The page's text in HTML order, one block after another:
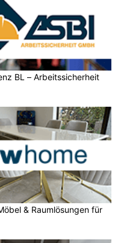
BL – Arbeitssicherheit
& Raumlösungen für